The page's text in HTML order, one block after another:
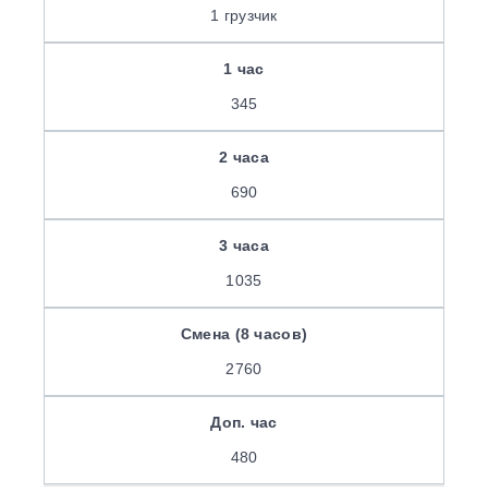
1 грузчик
345
690
1035
2760
480